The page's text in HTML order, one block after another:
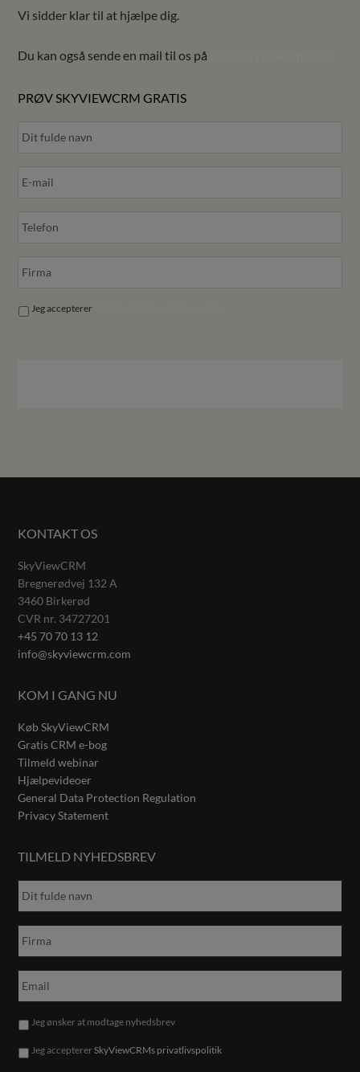
Vi sidder klar til at hjælpe dig.
Du kan også sende en mail til os på
PRØV SKYVIEWCRM GRATIS
Jeg accepterer
KONTAKT OS
SkyViewCRM
Bregnerødvej 132 A
3460 Birkerød
CVR nr. 34727201
+45 70 70 13 12
info@skyviewcrm.com
KOM I GANG NU
Køb SkyViewCRM
Gratis CRM e-bog
Tilmeld webinar
Hjælpevideoer
General Data Protection Regulation
Privacy Statement
TILMELD NYHEDSBREV
Jeg ønsker at modtage nyhedsbrev
Jeg acceptererSkyViewCRMs privatlivspolitik